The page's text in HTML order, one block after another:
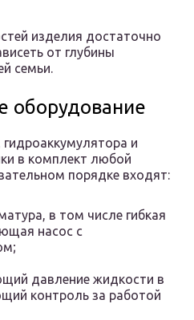
изделия достаточно
от глубины
семьи.
оборудование
и
в комплект любой
порядке входят:
в том числе гибкая
насос с
давление жидкости в
контроль за работой